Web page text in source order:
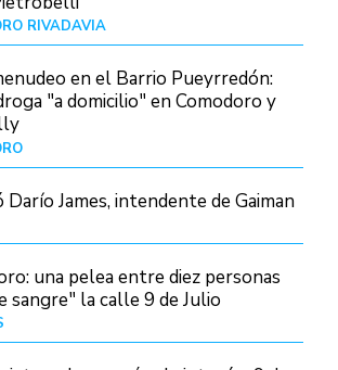
RIVADAVIA
en el Barrio Pueyrredón:
"a domicilio" en Comodoro y
Darío James, intendente de Gaiman
una pelea entre diez personas
sangre" la calle 9 de Julio